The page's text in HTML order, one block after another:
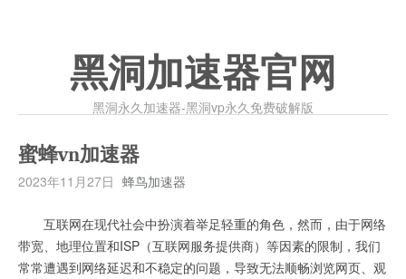
黑洞加速器官网
黑洞永久加速器-黑洞vp永久免费破解版
蜜蜂vn加速器
2023年11月27日 蜂鸟加速器
互联网在现代社会中扮演着举足轻重的角色，然而，由于网络
带宽、地理位置和ISP（互联网服务提供商）等因素的限制，我们
常常遭遇到网络延迟和不稳定的问题，导致无法顺畅浏览网页、观